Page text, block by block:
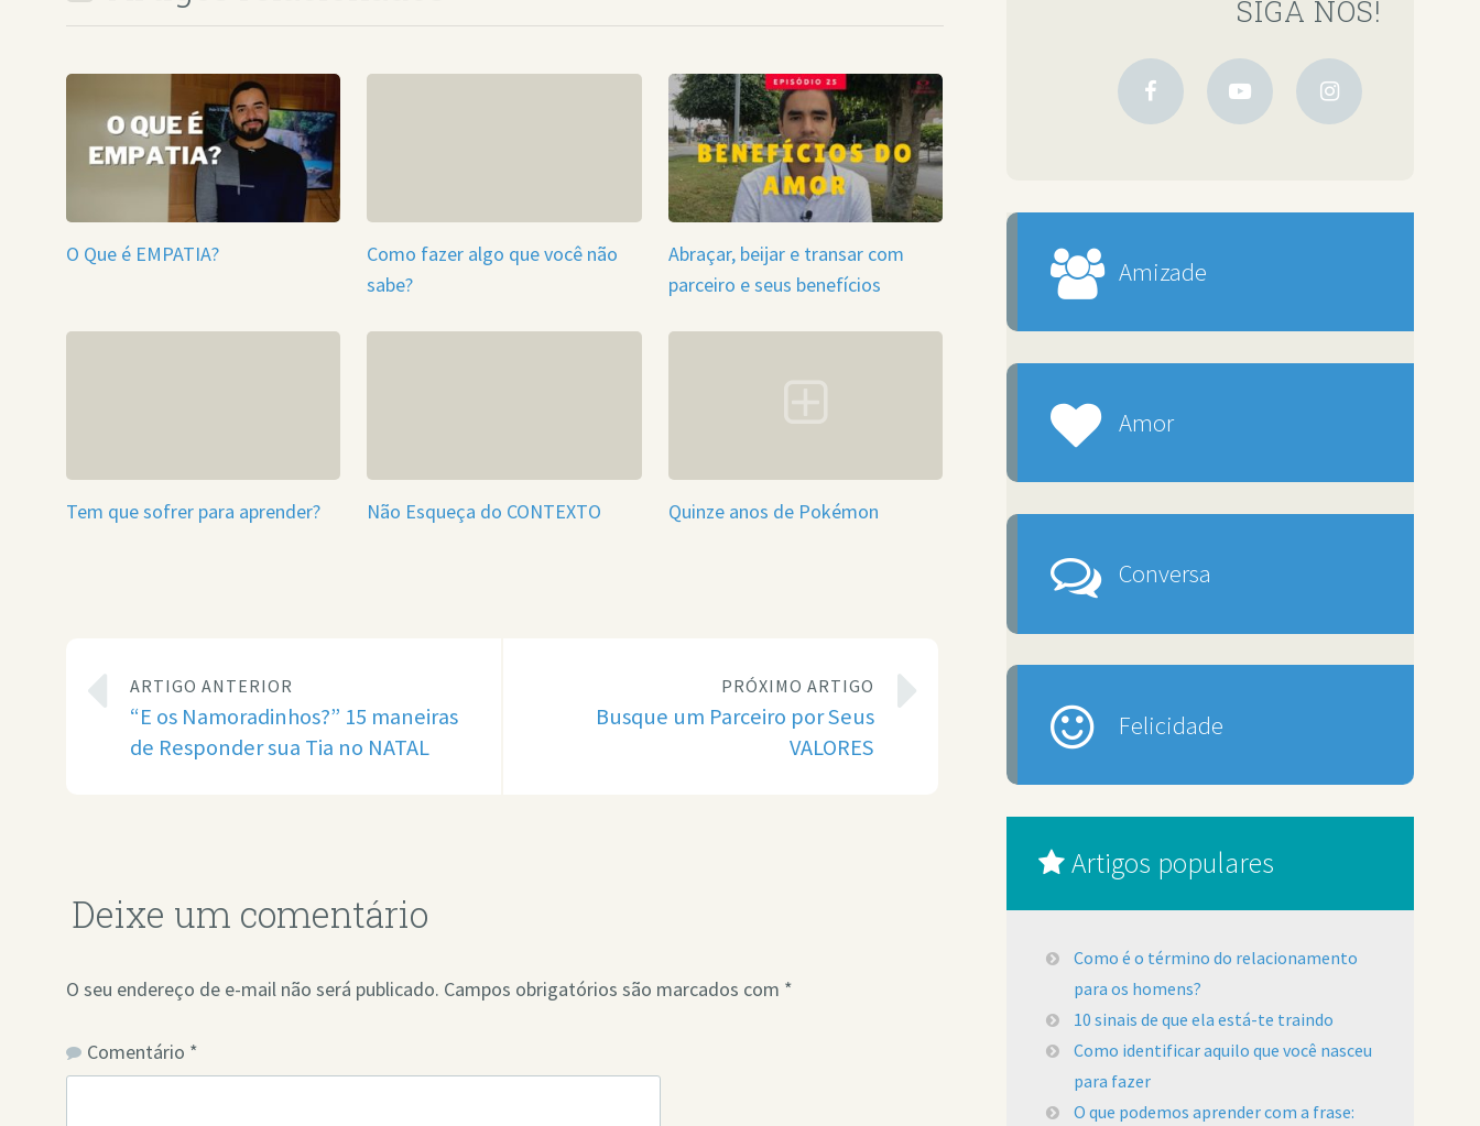
O Que é EMPATIA?
Como fazer algo que você não
sabe?
Abraçar, beijar e transar com
parceiro e seus benefícios
Tem que sofrer para aprender? Não Esqueça do CONTEXTO Quinze anos de Pokémon
ARTIGO ANTERIOR
“E os Namoradinhos?” 15 maneiras
de Responder sua Tia no NATAL
PRÓXIMO ARTIGO
Busque um Parceiro por Seus
VALORES
Deixe um comentário
O seu endereço de e-mail não será publicado. Campos obrigatórios são marcados com *
Comentário *
SIGA NOS!
Amizade
Amor
Conversa
Felicidade
Artigos populares
Como é o término do relacionamento
para os homens?
10 sinais de que ela está-te traindo
Como identificar aquilo que você nasceu
para fazer
O que podemos aprender com a frase: